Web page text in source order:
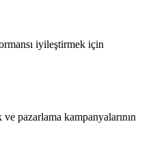
iyileştirmek için
pazarlama kampanyalarının